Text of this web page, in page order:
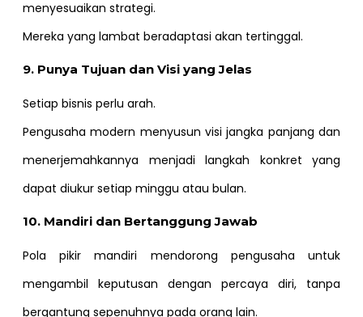
menyesuaikan strategi.
Mereka yang lambat beradaptasi akan tertinggal.
9. Punya Tujuan dan Visi yang Jelas
Setiap bisnis perlu arah.
Pengusaha modern menyusun visi jangka panjang dan
menerjemahkannya menjadi langkah konkret yang
dapat diukur setiap minggu atau bulan.
10. Mandiri dan Bertanggung Jawab
Pola pikir mandiri mendorong pengusaha untuk
mengambil keputusan dengan percaya diri, tanpa
bergantung sepenuhnya pada orang lain.